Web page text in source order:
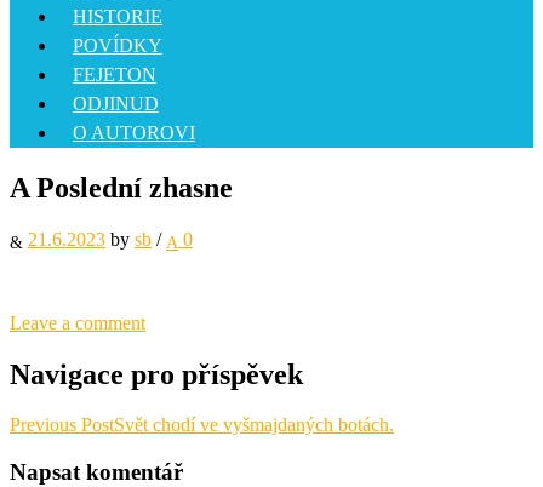
HISTORIE
POVÍDKY
FEJETON
ODJINUD
O AUTOROVI
A Poslední zhasne
21.6.2023 by sb / 0
Leave a comment
Navigace pro příspěvek
Previous PostSvět chodí ve vyšmajdaných botách.
Napsat komentář